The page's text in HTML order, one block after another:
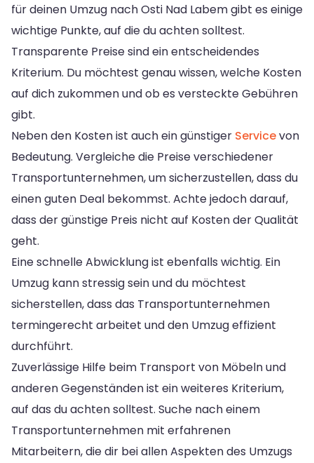
für deinen Umzug nach Osti Nad Labem gibt es einige
wichtige Punkte, auf die du achten solltest.
Transparente Preise sind ein entscheidendes
Kriterium. Du möchtest genau wissen, welche Kosten
auf dich zukommen und ob es versteckte Gebühren
gibt.
Neben den Kosten ist auch ein günstiger Servicevon
Bedeutung. Vergleiche die Preise verschiedener
Transportunternehmen, um sicherzustellen, dass du
einen guten Deal bekommst. Achte jedoch darauf,
dass der günstige Preis nicht auf Kosten der Qualität
geht.
Eine schnelle Abwicklung ist ebenfalls wichtig. Ein
Umzug kann stressig sein und du möchtest
sicherstellen, dass das Transportunternehmen
termingerecht arbeitet und den Umzug effizient
durchführt.
Zuverlässige Hilfe beim Transport von Möbeln und
anderen Gegenständen ist ein weiteres Kriterium,
auf das du achten solltest. Suche nach einem
Transportunternehmen mit erfahrenen
Mitarbeitern, die dir bei allen Aspekten des Umzugs